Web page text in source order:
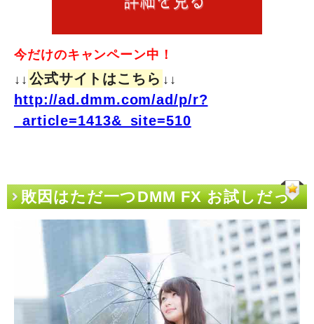
今だけのキャンペーン中！
↓↓ 公式サイトはこちら ↓↓
http://ad.dmm.com/ad/p/r?
_article=1413&_site=510
敗因はただ一つDMM FX お試しだっ